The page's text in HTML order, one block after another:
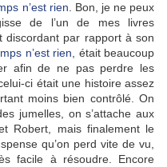
n’est rien . Bon, je ne peux
de l’un de mes livres
discordant par rapport à son
n’est rien , était beaucoup
afin de ne pas perdre les
ci était une histoire assez
moins bien contrôlé. On
jumelles, on s’attache aux
Robert, mais finalement le
qu’on perd vite de vu,
facile à résoudre. Encore